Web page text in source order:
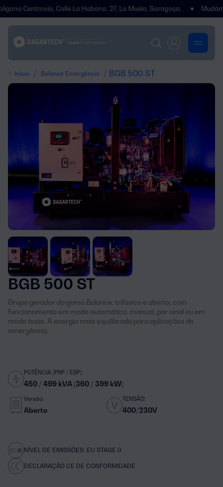
Calle La Habana, 27, La Muela, Saragoça. Mudámos
Início / Balance Emergência / BGB 500 ST
BGB 500 ST
Grupo gerador da gama Balance, trifásico e aberto, com
funcionamento em modo automático, manual, por sinal ou em
modo teste. A energia mais equilibrada para aplicações de
emergência.
POTÊNCIA (PRP / ESP):
450 / 499 kVA (360 / 399 kW)
Versão:
Aberto
TENSÃO:
400/230V
NÍVEL DE EMISSÕES: EU STAGE 0
DECLARAÇÃO CE DE CONFORMIDADE